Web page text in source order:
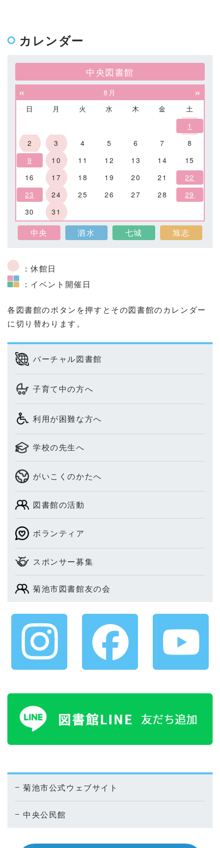
カレンダー
中央図書館
« 8月 »
日 月 火 水 木 金
土
1
2
3 4 5 6 7
8
9
10 11 12 13 14
15
16
17 18 19 20 21
22
23
24 25 26 27 28
29
30
31
中央 泗水 七城 旭志
：休館日
：イベント開催日
各図書館のボタンを押すとその図書館のカレンダー
に切り替わります。
バーチャル図書館
子育て中の方へ
利用が困難な方へ
学校の先生へ
がいこくのかたへ
図書館の活動
ボランティア
スポンサー募集
菊池市図書館友の会
菊池市公式ウェブサイト
中央公民館